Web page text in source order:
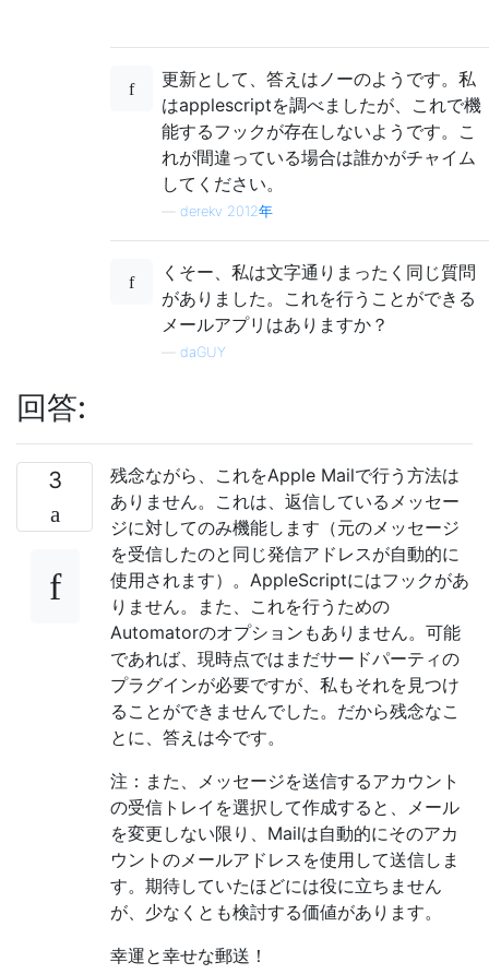
更新として、答えはノーのようです。私
はapplescriptを調べましたが、これで機
能するフックが存在しないようです。こ
れが間違っている場合は誰かがチャイム
してください。
derekv 2012年
くそー、私は文字通りまったく同じ質問
がありました。これを行うことができる
メールアプリはありますか？
daGUY
回答:
3
残念ながら、これをApple Mailで行う方法は
ありません。これは、返信しているメッセー
ジに対してのみ機能します（元のメッセージ
を受信したのと同じ発信アドレスが自動的に
使用されます）。AppleScriptにはフックがあ
りません。また、これを行うための
Automatorのオプションもありません。可能
であれば、現時点ではまだサードパーティの
プラグインが必要ですが、私もそれを見つけ
ることができませんでした。だから残念なこ
とに、答えは今です。
注：また、メッセージを送信するアカウント
の受信トレイを選択して作成すると、メール
を変更しない限り、Mailは自動的にそのアカ
ウントのメールアドレスを使用して送信しま
す。期待していたほどには役に立ちません
が、少なくとも検討する価値があります。
幸運と幸せな郵送！